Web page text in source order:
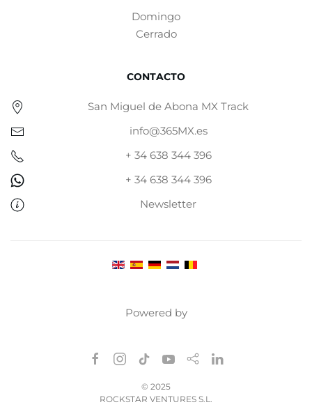
Domingo
Cerrado
CONTACTO
San Miguel de Abona MX Track
info@365MX.es
+ 34 638 344 396
+ 34 638 344 396
Newsletter
Powered by
© 2025
ROCKSTAR VENTURES S.L.